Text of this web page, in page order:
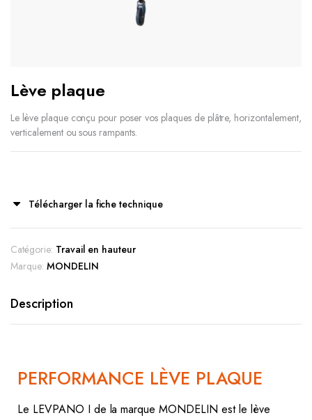
Lève plaque
Le lève plaque conçu pour poser vos plaques de plâtre, horizontalement,
verticalement ou sous rampants.
Télécharger la fiche technique
Catégorie: Travail en hauteur
Marque: MONDELIN
Description
PERFORMANCE LÈVE PLAQUE
Le LEVPANO I de la marque MONDELIN est le lève